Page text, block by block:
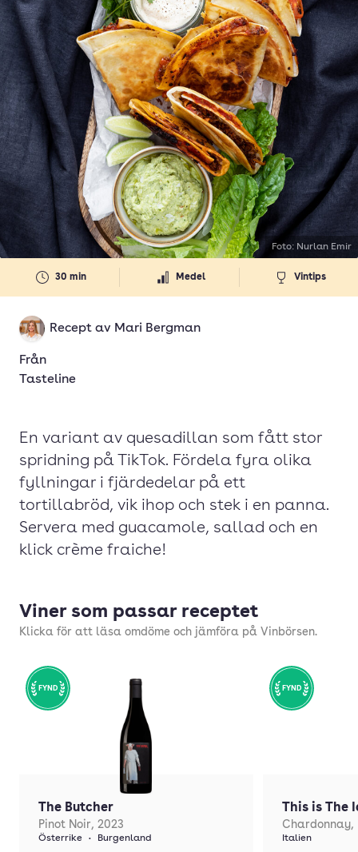
30 min Medel Vintips
Recept av Mari Bergman
Från
Tasteline
En variant av quesadillan som fått stor
spridning på TikTok. Fördela fyra olika
fyllningar i fjärdedelar på ett
tortillabröd, vik ihop och stek i en panna.
Servera med guacamole, sallad och en
klick crème fraiche!
Foto: Nurlan Emir
Viner som passar receptet
Klicka för att läsa omdöme och jämföra på Vinbörsen.
FYND
The Butcher
Pinot Noir, 2023
Österrike • Burgenland
FYND
This is The
Chardonnay,
Italien